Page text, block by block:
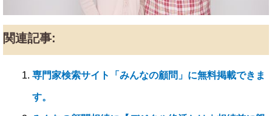
関連記事:
専門家検索サイト「みんなの顧問」に無料掲載できま
す。